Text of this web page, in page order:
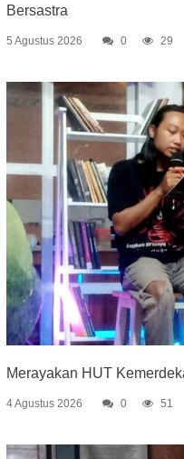
Bersastra
5 Agustus 2026 0 29
Merayakan HUT
4 Agustus 2026 0 51